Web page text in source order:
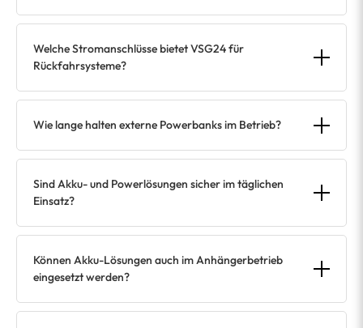
Welche Stromanschlüsse bietet VSG24 für
Rückfahrsysteme?
Wie lange halten externe Powerbanks im Betrieb?
Sind Akku- und Powerlösungen sicher im täglichen
Einsatz?
Können Akku-Lösungen auch im Anhängerbetrieb
eingesetzt werden?